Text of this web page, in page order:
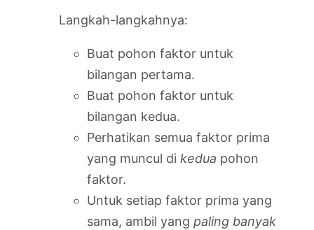
Langkah-langkahnya:
Buat pohon faktor untuk
bilangan pertama.
Buat pohon faktor untuk
bilangan kedua.
Perhatikan semua faktor prima
yang muncul di kedua pohon
faktor.
Untuk setiap faktor prima yang
sama, ambil yang paling banyak